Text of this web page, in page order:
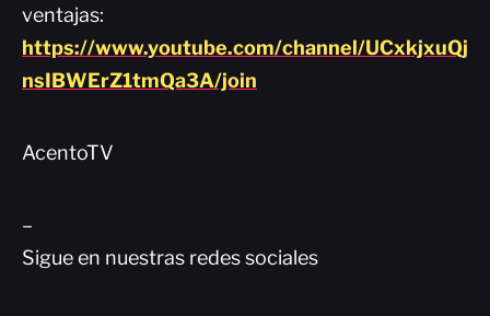
ventajas:
https://www.youtube.com/channel/UCxkjxuQj
nsIBWErZ1tmQa3A/join
AcentoTV
–
Sigue en nuestras redes sociales